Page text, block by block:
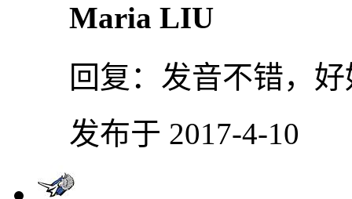
Maria LIU
回复： 发音不错，
发布于 2017-4-10